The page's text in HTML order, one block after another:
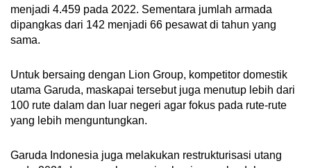
menjadi 4.459 pada 2022. Sementara jumlah armada
dipangkas dari 142 menjadi 66 pesawat di tahun yang
sama.
Untuk bersaing dengan Lion Group, kompetitor domestik
utama Garuda, maskapai tersebut juga menutup lebih dari
100 rute dalam dan luar negeri agar fokus pada rute-rute
yang lebih menguntungkan.
Garuda Indonesia juga melakukan restrukturisasi utang